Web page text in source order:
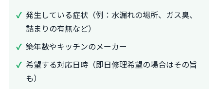
発生している症状（例：水漏れの場所、ガス臭、
詰まりの有無など）
築年数やキッチンのメーカー
希望する対応日時（即日修理希望の場合はその旨
も）